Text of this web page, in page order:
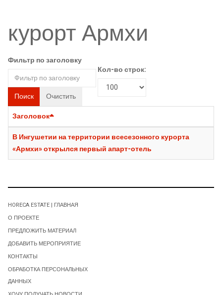
курорт Армхи
Фильтр по заголовку
Поиск Очистить
Кол-во строк:
Заголовок
В Ингушетии на территории всесезонного курорта
«Армхи» открылся первый апарт-отель
HORECA ESTATE | ГЛАВНАЯ
О ПРОЕКТЕ
ПРЕДЛОЖИТЬ МАТЕРИАЛ
ДОБАВИТЬ МЕРОПРИЯТИЕ
КОНТАКТЫ
ОБРАБОТКА ПЕРСОНАЛЬНЫХ
ДАННЫХ